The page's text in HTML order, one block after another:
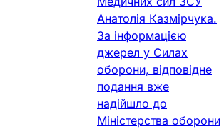
Анатолія Казмірчука.
За інформацією
джерел у Силах
оборони, відповідне
подання вже
надійшло до
Міністерства оборони